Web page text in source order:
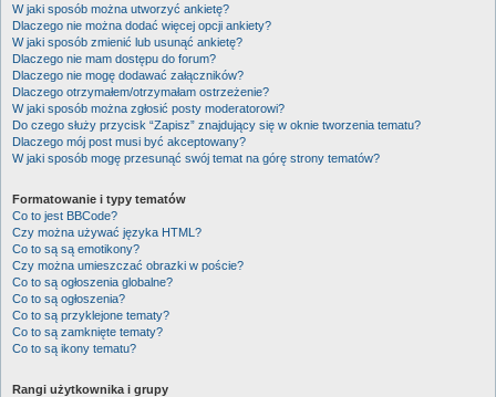
W jaki sposób można utworzyć ankietę?
Dlaczego nie można dodać więcej opcji ankiety?
W jaki sposób zmienić lub usunąć ankietę?
Dlaczego nie mam dostępu do forum?
Dlaczego nie mogę dodawać załączników?
Dlaczego otrzymałem/otrzymałam ostrzeżenie?
W jaki sposób można zgłosić posty moderatorowi?
Do czego służy przycisk “Zapisz” znajdujący się w oknie tworzenia tematu?
Dlaczego mój post musi być akceptowany?
W jaki sposób mogę przesunąć swój temat na górę strony tematów?
Formatowanie i typy tematów
Co to jest BBCode?
Czy można używać języka HTML?
Co to są są emotikony?
Czy można umieszczać obrazki w poście?
Co to są ogłoszenia globalne?
Co to są ogłoszenia?
Co to są przyklejone tematy?
Co to są zamknięte tematy?
Co to są ikony tematu?
Rangi użytkownika i grupy